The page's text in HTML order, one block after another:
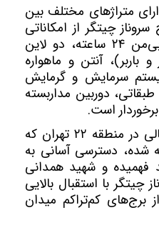
متراژهای مختلف بین
سروناز چیتگر از امکاناتی
چون معماری زیبا، لابی و لابی‌من ۲۴ ساعته، دو لاین
باربر)، آنتن و ماهواره
سرمایش و گرمایش
دوربین مداربسته
است.
این پروژه به دلیل موقعیت عالی در منطقه ۲۲ تهران که
شده، دسترسی آسانی به
فهمیده و شهید همدانی
چیتگر با استقبال بالایی
برج‌های کم‌تراکم میدان